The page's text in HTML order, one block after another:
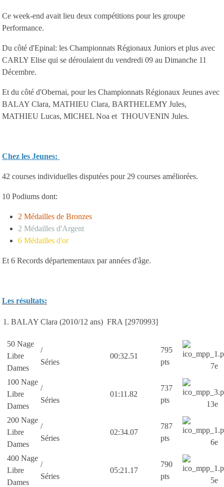
Ce week-end avait lieu deux compétitions pour les groupe
Performance.
Du côté d'Epinal: les Championnats Régionaux Juniors et plus avec
CARLY Elise qui se déroulaient du vendredi 09 au Dimanche 11
Décembre.
Et du côté d'Obernai, pour les Championnats Régionaux Jeunes avec
BALAY Clara, MATHIEU Clara, BARTHELEMY Jules,
MATHIEU Lucas, MICHEL Noa et THOUVENIN Jules.
Chez les Jeunes:
42 courses individuelles disputées pour 29 courses améliorées.
10 Podiums dont:
2 Médailles de Bronzes
2 Médailles d'Argent
6 Médailles d'or
Et 6 Records départementaux par années d'âge.
Les résultats:
1. BALAY Clara (2010/12 ans) FRA [2970993]
50 Nage
Libre
Dames
/
Séries
00:32.51
795
pts
7e
100 Nage
Libre
Dames
/
Séries
01:11.82
737
pts
13e
200 Nage
Libre
Dames
/
Séries
02:34.07
787
pts
6e
400 Nage
Libre
Dames
/
Séries
05:21.17
790
pts
5e